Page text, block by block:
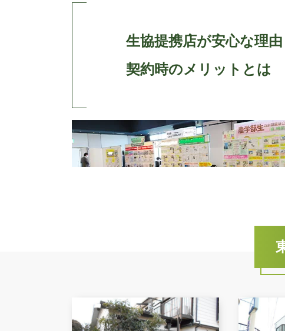
生協提携店が安心な理由
契約時のメリットとは